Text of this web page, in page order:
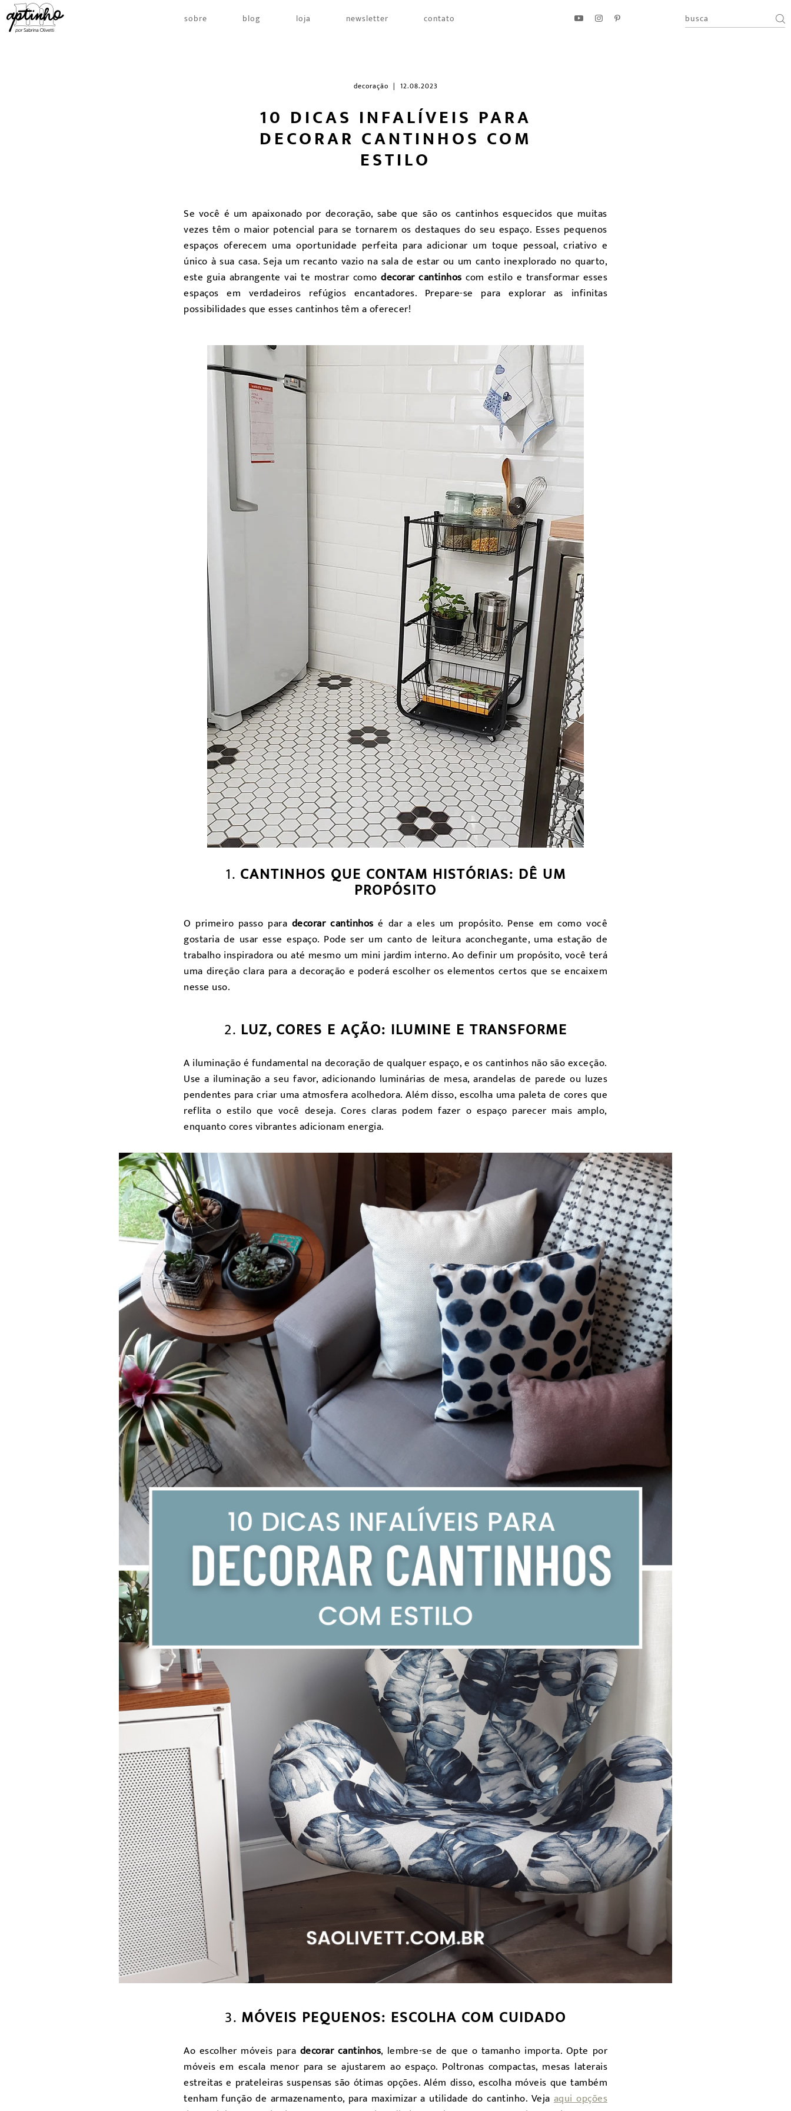
sobre blog loja newsletter contato
decoração | 12.08.2023
10 DICAS INFALÍVEIS PARA
DECORAR CANTINHOS COM
ESTILO
Se você é um apaixonado por decoração, sabe que são os cantinhos esquecidos que muitas
vezes têm o maior potencial para se tornarem os destaques do seu espaço. Esses pequenos
espaços oferecem uma oportunidade perfeita para adicionar um toque pessoal, criativo e
único à sua casa. Seja um recanto vazio na sala de estar ou um canto inexplorado no quarto,
este guia abrangente vai te mostrar comodecorar cantinhos com estilo e transformar esses
espaços em verdadeiros refúgios encantadores. Prepare-se para explorar as infinitas
possibilidades que esses cantinhos têm a oferecer!
1. CANTINHOS QUE CONTAM HISTÓRIAS: DÊ UM
PROPÓSITO
O primeiro passo para decorar cantinhos é dar a eles um propósito. Pense em como você
gostaria de usar esse espaço. Pode ser um canto de leitura aconchegante, uma estação de
trabalho inspiradora ou até mesmo um mini jardim interno. Ao definir um propósito, você terá
uma direção clara para a decoração e poderá escolher os elementos certos que se encaixem
nesse uso.
2. LUZ, CORES E AÇÃO: ILUMINE E TRANSFORME
A iluminação é fundamental na decoração de qualquer espaço, e os cantinhos não são exceção.
Use a iluminação a seu favor, adicionando luminárias de mesa, arandelas de parede ou luzes
pendentes para criar uma atmosfera acolhedora. Além disso, escolha uma paleta de cores que
reflita o estilo que você deseja. Cores claras podem fazer o espaço parecer mais amplo,
enquanto cores vibrantes adicionam energia.
3. MÓVEIS PEQUENOS: ESCOLHA COM CUIDADO
Ao escolher móveis para decorar cantinhos, lembre-se de que o tamanho importa. Opte por
móveis em escala menor para se ajustarem ao espaço. Poltronas compactas, mesas laterais
estreitas e prateleiras suspensas são ótimas opções. Além disso, escolha móveis que também
tenham função de armazenamento, para maximizar a utilidade do cantinho. Veja aqui opções